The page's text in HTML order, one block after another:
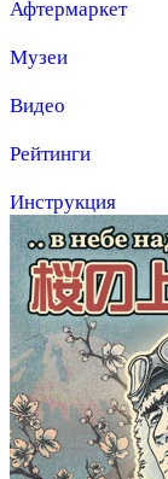
Афтермаркет
Музеи
Видео
Рейтинги
Инструкция